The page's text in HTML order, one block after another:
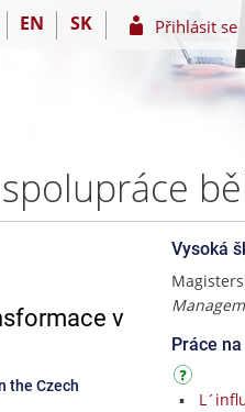
EN SK Přihlásit se
v
the Czech
Vysoká
Práce